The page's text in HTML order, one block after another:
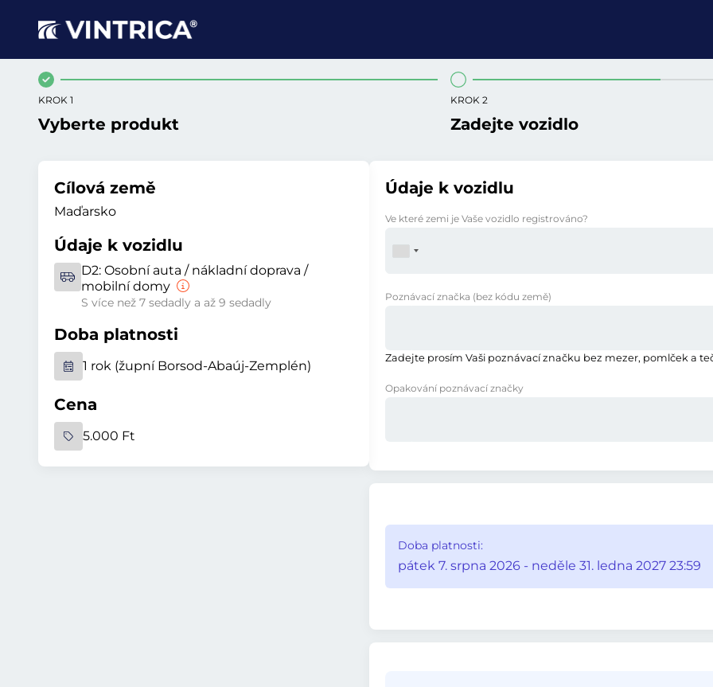
KROK 1
Vyberte produkt
KROK 2
Zadejte vozidlo
Cílová země
Maďarsko
Údaje k vozidlu
D2: Osobní auta / nákladní doprava /
mobilní domy
S více než 7 sedadly a až 9 sedadly
Doba platnosti
1 rok (župní Borsod-Abaúj-Zemplén)
Cena
5.000 Ft
Údaje k vozidlu
Ve které zemi je Vaše vozidlo registrováno?
Poznávací značka (bez kódu země)
Zadejte prosím Vaši poznávací značku bez mezer, pomlček a
Opakování poznávací značky
Doba platnosti:
pátek 7. srpna 2026 - neděle 31. ledna 2027 23:59